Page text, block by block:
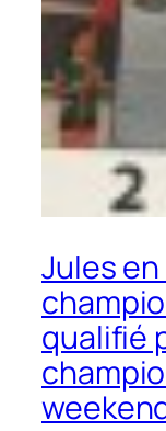
Jules
qualifié